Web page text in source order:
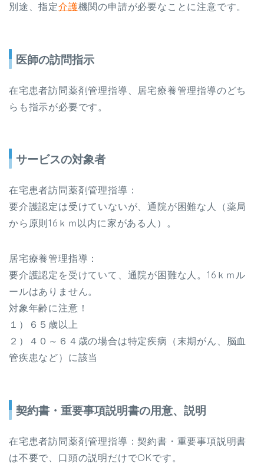
別途、指定介護機関の申請が必要なことに注意です。
医師の訪問指示
在宅患者訪問薬剤管理指導、居宅療養管理指導のどち
らも指示が必要です。
サービスの対象者
在宅患者訪問薬剤管理指導：
要介護認定は受けていないが、通院が困難な人（薬局
から原則16 ｋｍ以内に家がある人）。
居宅療養管理指導：
要介護認定を受けていて、通院が困難な人。 16 ｋｍル
ールはありません。
対象年齢に注意！
１）６５歳以上
２）４０～６４歳の場合は特定疾病（末期がん、脳血
管疾患など）に該当
契約書・重要事項説明書の用意、説明
在宅患者訪問薬剤管理指導：契約書・重要事項説明書
は不要で、口頭の説明だけでOKです。